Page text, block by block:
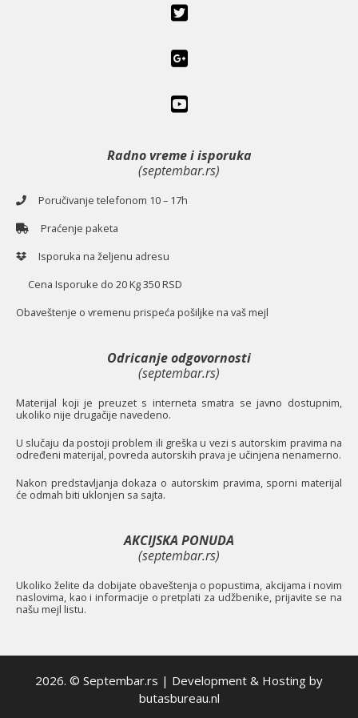
Radno vreme i isporuka
(septembar.rs)
Poručivanje telefonom 10 – 17h
Praćenje paketa
Isporuka na željenu adresu
Cena Isporuke do 20 Kg 350 RSD
Obaveštenje o vremenu prispeća pošiljke na vaš mejl
Odricanje odgovornosti
(septembar.rs)
Materijal koji je preuzet s interneta smatra se javno dostupnim,
ukoliko nije drugačije navedeno.
U slučaju da postoji problem ili greška u vezi s autorskim pravima na
određeni materijal, povreda autorskih prava je učinjena nenamerno.
Nakon predstavljanja dokaza o autorskim pravima, sporni materijal
će odmah biti uklonjen sa sajta.
AKCIJSKA PONUDA
(septembar.rs)
Ukoliko želite da dobijate obaveštenja o popustima, akcijama i novim
naslovima, kao i informacije o pretplati za udžbenike, prijavite se na
našu mejl listu.
2026. © Septembar.rs | Development & Hosting by
butasbureau.nl